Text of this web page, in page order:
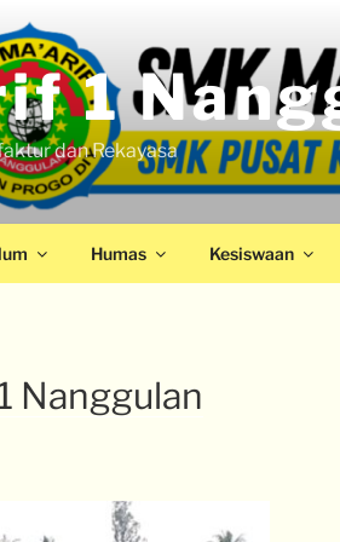
1
dan Rekayasa
Humas Kesiswaan
Nanggulan